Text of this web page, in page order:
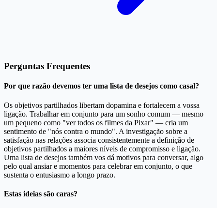
Perguntas Frequentes
Por que razão devemos ter uma lista de desejos como casal?
Os objetivos partilhados libertam dopamina e fortalecem a vossa
ligação. Trabalhar em conjunto para um sonho comum — mesmo
um pequeno como "ver todos os filmes da Pixar" — cria um
sentimento de "nós contra o mundo". A investigação sobre a
satisfação nas relações associa consistentemente a definição de
objetivos partilhados a maiores níveis de compromisso e ligação.
Uma lista de desejos também vos dá motivos para conversar, algo
pelo qual ansiar e momentos para celebrar em conjunto, o que
sustenta o entusiasmo a longo prazo.
Estas ideias são caras?